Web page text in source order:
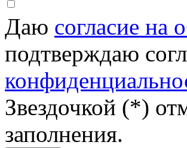
Даю согласие на
подтверждаю
Звездочкой (*)
заполнения.